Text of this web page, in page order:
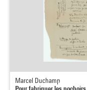
Marcel Duchamp
Pour fabriquer les pochoirs